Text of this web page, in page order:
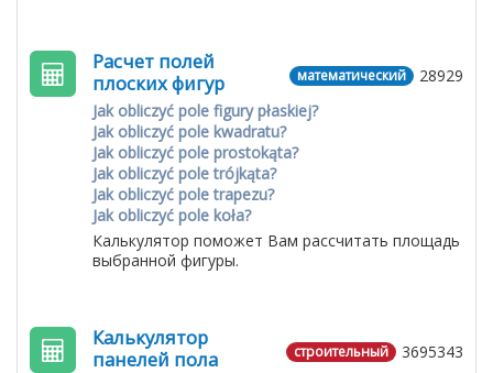
28929
математический
Расчет полей
плоских фигур
Jak obliczyć pole figury płaskiej?
Jak obliczyć pole kwadratu?
Jak obliczyć pole prostokąta?
Jak obliczyć pole trójkąta?
Jak obliczyć pole trapezu?
Jak obliczyć pole koła?
Калькулятор поможет Вам рассчитать площадь
выбранной фигуры.
3695343
строительный
Калькулятор
панелей пола